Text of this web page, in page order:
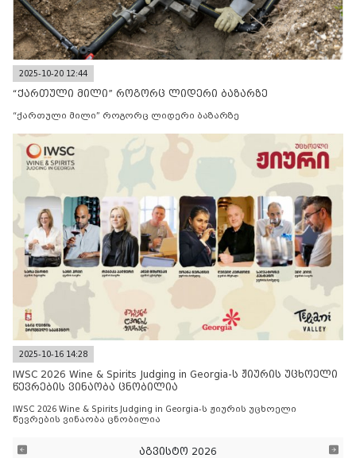
2025-10-20 12:44
“ქართული მილი” როგორც ლიდერი ბაზარზე
“ქართული მილი” როგორც ლიდერი ბაზარზე
2025-10-16 14:28
IWSC 2026 Wine & Spirits Judging in Georgia-ს ჟიურის უცხოელი
წევრების ვინაობა ცნობილია
IWSC 2026 Wine & Spirits Judging in Georgia-ს ჟიურის უცხოელი
წევრების ვინაობა ცნობილია
აგვისტო 2026